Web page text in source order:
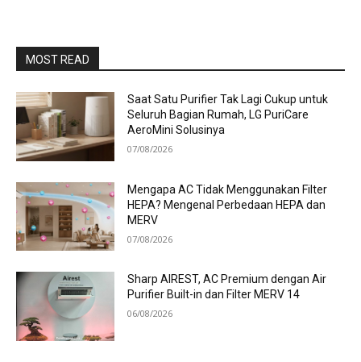
MOST READ
Saat Satu Purifier Tak Lagi Cukup untuk
Seluruh Bagian Rumah, LG PuriCare
AeroMini Solusinya
07/08/2026
Mengapa AC Tidak Menggunakan Filter
HEPA? Mengenal Perbedaan HEPA dan
MERV
07/08/2026
Sharp AIREST, AC Premium dengan Air
Purifier Built-in dan Filter MERV 14
06/08/2026